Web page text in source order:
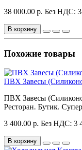
38 000.00 р. Без НДС:
В корзину
Похожие товары
ПВХ Завесы
ПВХ Завесы
Ресторан. Бутик.
3 400.00 р. Без НДС: 3
В корзину